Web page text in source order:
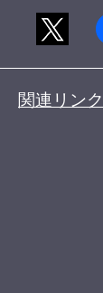
関連リンク